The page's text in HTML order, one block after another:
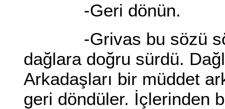
-Geri dönün.
-Grivas bu sözü
dağlara doğru sürdü.
Arkadaşları bir müddet
geri döndüler. İçlerinden